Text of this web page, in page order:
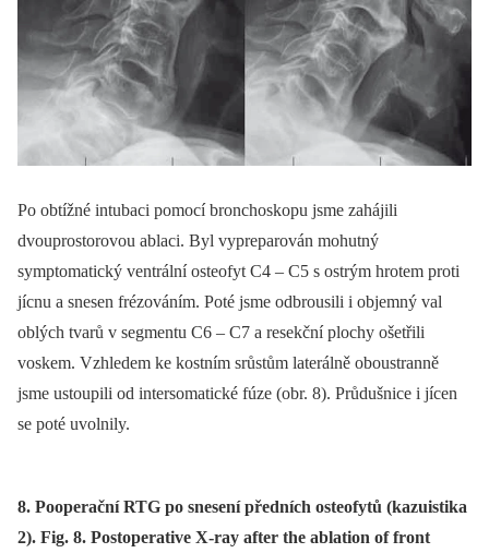
Po obtížné intubaci pomocí bronchoskopu jsme zahájili
dvouprostorovou ablaci. Byl vypreparován mohutný
symptomatický ventrální osteofyt C4 –⁠ C5 s ostrým hrotem proti
jícnu a snesen frézováním. Poté jsme odbrousili i objemný val
oblých tvarů v segmentu C6 –⁠ C7 a resekční plochy ošetřili
voskem. Vzhledem ke kostním srůstům laterálně oboustranně
jsme ustoupili od intersomatické fúze (obr. 8). Průdušnice i jícen
se poté uvolnily.
8. Pooperační RTG po snesení předních osteofytů (kazuistika
2). Fig. 8. Postoperative X-ray after the ablation of front